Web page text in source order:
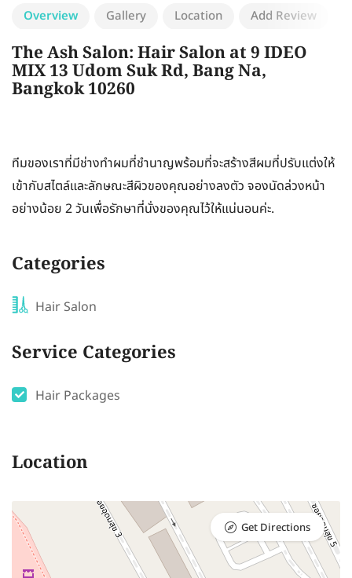
Overview Gallery Location Add Review
The Ash Salon: Hair Salon at 9 IDEO
MIX 13 Udom Suk Rd, Bang Na,
Bangkok 10260
ทีมของเราที่มีช่างทำผมที่ชำนาญพร้อมที่จะสร้างสีผมที่ปรับแต่งให้
เข้ากับสไตล์และลักษณะสีผิวของคุณอย่างลงตัว จองนัดล่วงหน้า
อย่างน้อย 2 วันเพื่อรักษาที่นั่งของคุณไว้ให้แน่นอนค่ะ.
Categories
Hair Salon
Service Categories
Hair Packages
Location
Get Directions